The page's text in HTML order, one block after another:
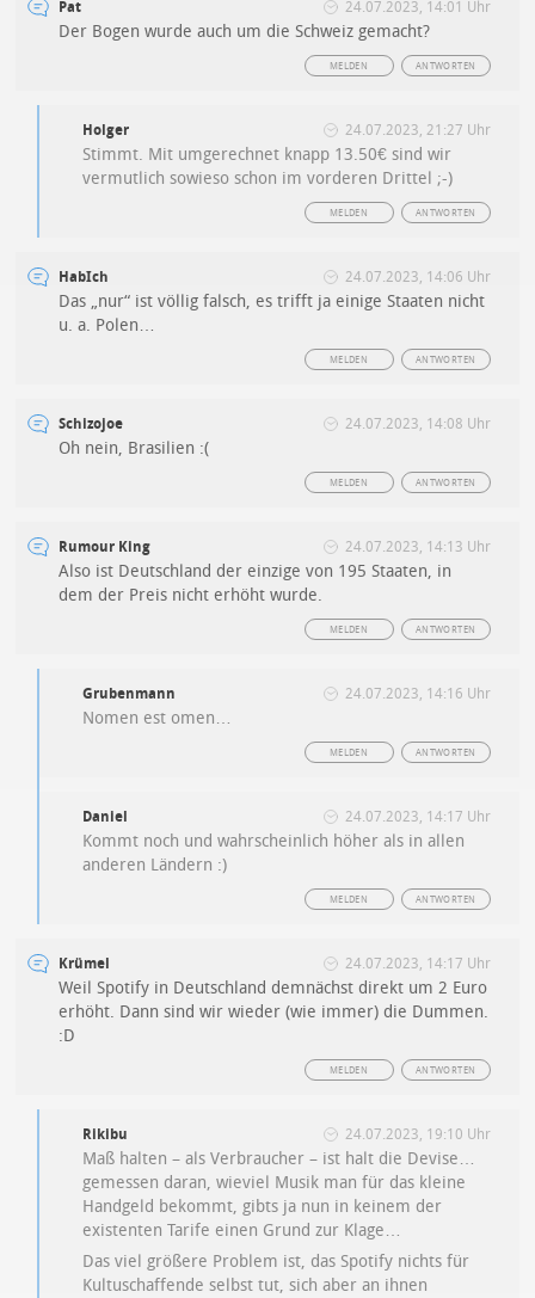
Pat 24.07.2023, 14:01 Uhr
Der Bogen wurde auch um die Schweiz gemacht?
ANTWORTEN
MELDEN
Holger 24.07.2023, 21:27 Uhr
Stimmt. Mit umgerechnet knapp 13.50€ sind wir
vermutlich sowieso schon im vorderen Drittel ;-)
ANTWORTEN
MELDEN
HabIch 24.07.2023, 14:06 Uhr
Das „nur“ ist völlig falsch, es trifft ja einige Staaten nicht
u. a. Polen…
ANTWORTEN
MELDEN
Schizojoe 24.07.2023, 14:08 Uhr
Oh nein, Brasilien :(
ANTWORTEN
MELDEN
Rumour King 24.07.2023, 14:13 Uhr
Also ist Deutschland der einzige von 195 Staaten, in
dem der Preis nicht erhöht wurde.
ANTWORTEN
MELDEN
Grubenmann 24.07.2023, 14:16 Uhr
Nomen est omen…
ANTWORTEN
MELDEN
Daniel 24.07.2023, 14:17 Uhr
Kommt noch und wahrscheinlich höher als in allen
anderen Ländern :)
ANTWORTEN
MELDEN
Krümel 24.07.2023, 14:17 Uhr
Weil Spotify in Deutschland demnächst direkt um 2 Euro
erhöht. Dann sind wir wieder (wie immer) die Dummen.
:D
ANTWORTEN
MELDEN
Rikibu 24.07.2023, 19:10 Uhr
Maß halten – als Verbraucher – ist halt die Devise…
gemessen daran, wieviel Musik man für das kleine
Handgeld bekommt, gibts ja nun in keinem der
existenten Tarife einen Grund zur Klage…
Das viel größere Problem ist, das Spotify nichts für
Kultuschaffende selbst tut, sich aber an ihnen